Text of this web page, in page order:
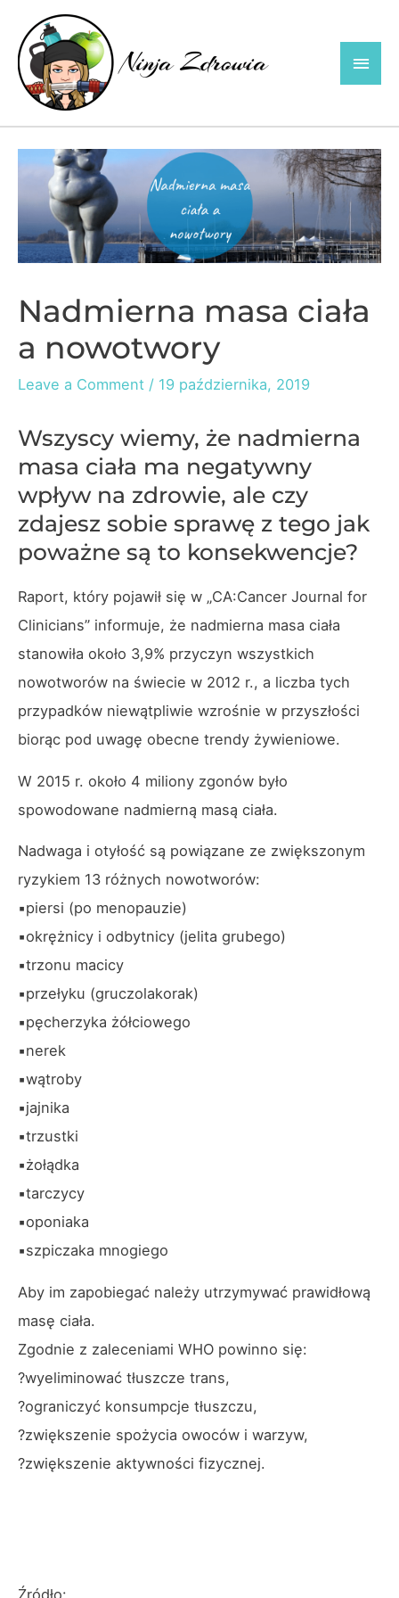
content
Main
Nadmierna masa ciała
a nowotwory
Leave a Comment / 19 października, 2019
Wszyscy wiemy, że nadmierna
masa ciała ma negatywny
wpływ na zdrowie, ale czy
zdajesz sobie sprawę z tego jak
poważne są to konsekwencje?
Raport, który pojawił się w „CA:Cancer Journal for
Clinicians” informuje, że nadmierna masa ciała
stanowiła około 3,9% przyczyn wszystkich
nowotworów na świecie w 2012 r., a liczba tych
przypadków niewątpliwie wzrośnie w przyszłości
biorąc pod uwagę obecne trendy żywieniowe.
W 2015 r. około 4 miliony zgonów było
spowodowane nadmierną masą ciała.
Nadwaga i otyłość są powiązane ze zwiększonym
ryzykiem 13 różnych nowotworów:
▪️piersi (po menopauzie)
▪️okrężnicy i odbytnicy (jelita grubego)
▪️trzonu macicy
▪️przełyku (gruczolakorak)
▪️pęcherzyka żółciowego
▪️nerek
▪️wątroby
▪️jajnika
▪️trzustki
▪️żołądka
▪️tarczycy
▪️oponiaka
▪️szpiczaka mnogiego
Aby im zapobiegać należy utrzymywać prawidłową
masę ciała.
Zgodnie z zaleceniami WHO powinno się:
?wyeliminować tłuszcze trans,
?ograniczyć konsumpcje tłuszczu,
?zwiększenie spożycia owoców i warzyw,
?zwiększenie aktywności fizycznej.
Źródło: